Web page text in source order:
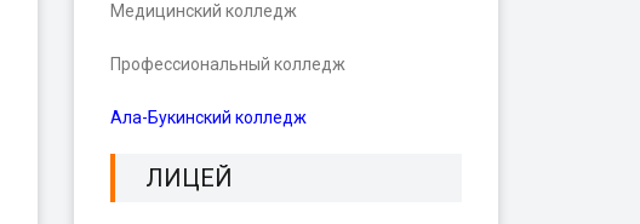
Медицинский колледж
Профессиональный колледж
Ала-Букинский колледж
ЛИЦЕЙ